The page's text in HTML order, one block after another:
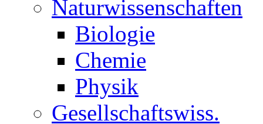
Naturwissenschaften
Biologie
Chemie
Physik
Gesellschaftswiss.